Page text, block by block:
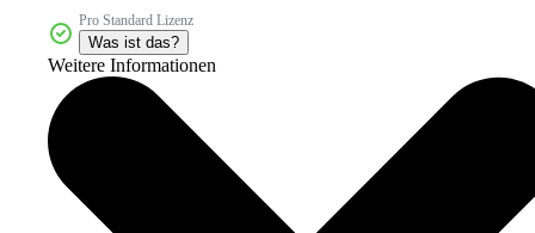
Pro Standard Lizenz
Was ist das?
Weitere Informationen